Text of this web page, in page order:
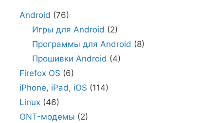
Android (76)
Игры для Android (2)
Программы для Android (8)
Прошивки Android (4)
Firefox OS (6)
iPhone, iPad, iOS (114)
Linux (46)
ONT-модемы (2)